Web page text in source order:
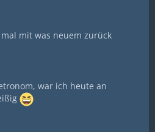
mit was neuem zurück
war ich heute an